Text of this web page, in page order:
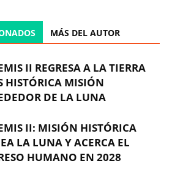
MÁS DEL AUTOR
II REGRESA A LA TIERRA
HISTÓRICA MISIÓN
DE LA LUNA
II: MISIÓN HISTÓRICA
LA LUNA Y ACERCA EL
HUMANO EN 2028